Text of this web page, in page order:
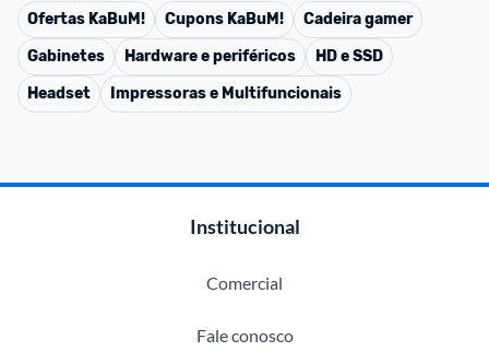
Ofertas KaBuM! Cupons KaBuM!
Cadeira gamer
Gabinetes
Hardware e periféricos
HD e SSD
Headset
Impressoras e Multifuncionais
Institucional
Comercial
Fale conosco